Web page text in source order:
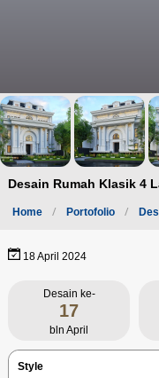
Desain Rumah Klasik 4
Home Portofolio
18 April 2024
Desain ke-
17
bln April
Style